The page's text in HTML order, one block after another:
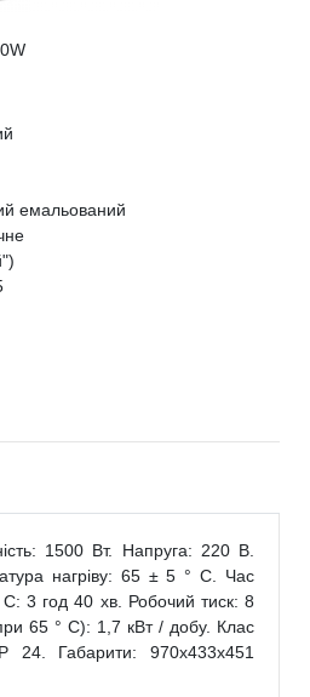
емальований
1500 Вт. Напруга: 220 В.
нагріву: 65 ± 5 ° С. Час
С: 3 год 40 хв. Робочий тиск: 8
65 ° С): 1,7 кВт / добу. Клас
24. Габарити: 970х433х451